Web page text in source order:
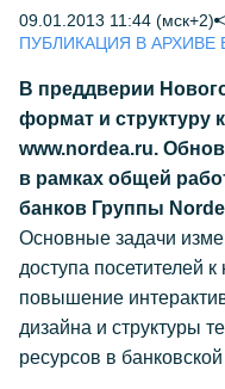
09.01.2013 11:44 (мск+2)
ПУБЛИКАЦИЯ В АРХИВЕ
В преддверии
формат и структуру
www.nordea.ru.
в рамках общей
банков Группы
Основные задачи
доступа посетителей
повышение
дизайна и структуры
ресурсов в